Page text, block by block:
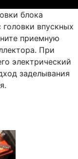
блока
головки впускных
приемную
При
электрический
заделывания